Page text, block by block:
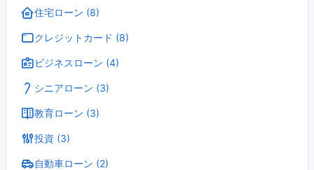
住宅ローン (8)
クレジットカード (8)
ビジネスローン (4)
シニアローン (3)
教育ローン (3)
投資 (3)
自動車ローン (2)